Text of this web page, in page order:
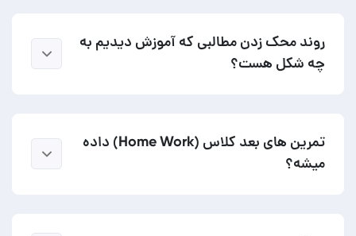
روند محک زدن مطالبی که آموزش دیدیم به
چه شکل هست؟
تمرین های بعد کلاس (Home Work) داده
میشه؟